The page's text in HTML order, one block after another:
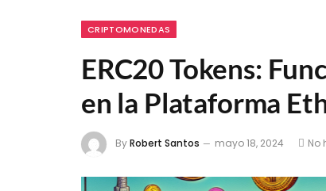
CRIPTOMONEDAS
ERC20 Tokens:
en la Plataforma
ByRobert Santos mayo 18, 2024 No